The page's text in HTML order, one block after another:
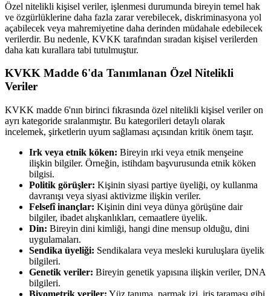
Özel nitelikli kişisel veriler, işlenmesi durumunda bireyin temel hak
ve özgürlüklerine daha fazla zarar verebilecek, diskriminasyona yol
açabilecek veya mahremiyetine daha derinden müdahale edebilecek
verilerdir. Bu nedenle, KVKK tarafından sıradan kişisel verilerden
daha katı kurallara tabi tutulmuştur.
KVKK Madde 6'da Tanımlanan Özel Nitelikli
Veriler
KVKK madde 6'nın birinci fıkrasında özel nitelikli kişisel veriler on
ayrı kategoride sıralanmıştır. Bu kategorileri detaylı olarak
incelemek, şirketlerin uyum sağlaması açısından kritik önem taşır.
Irk veya etnik köken: Bireyin ırki veya etnik menşeine
ilişkin bilgiler. Örneğin, istihdam başvurusunda etnik köken
bilgisi.
Politik görüşler: Kişinin siyasi partiye üyeliği, oy kullanma
davranışı veya siyasi aktivizme ilişkin veriler.
Felsefî inançlar: Kişinin dini veya dünya görüşüne dair
bilgiler, ibadet alışkanlıkları, cemaatlere üyelik.
Din: Bireyin dini kimliği, hangi dine mensup olduğu, dini
uygulamaları.
Sendika üyeliği: Sendikalara veya mesleki kuruluşlara üyelik
bilgileri.
Genetik veriler: Bireyin genetik yapısına ilişkin veriler, DNA
bilgileri.
Biyometrik veriler: Yüz tanıma, parmak izi, iris taraması gibi